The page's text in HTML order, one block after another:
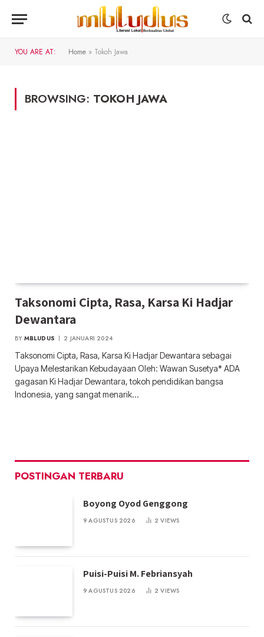
YOU ARE AT: Home » Tokoh Jawa
BROWSING: TOKOH JAWA
Taksonomi Cipta, Rasa, Karsa Ki Hadjar
Dewantara
BY MBLUDUS 2 JANUARI 2024
Taksonomi Cipta, Rasa, Karsa Ki Hadjar Dewantara sebagai
Upaya Melestarikan Kebudayaan Oleh: Wawan Susetya* ADA
gagasan Ki Hadjar Dewantara, tokoh pendidikan bangsa
Indonesia, yang sangat menarik…
POSTINGAN TERBARU
Boyong Oyod Genggong
9 AGUSTUS 2026 2VIEWS
Puisi-Puisi M. Febriansyah
9 AGUSTUS 2026 2VIEWS